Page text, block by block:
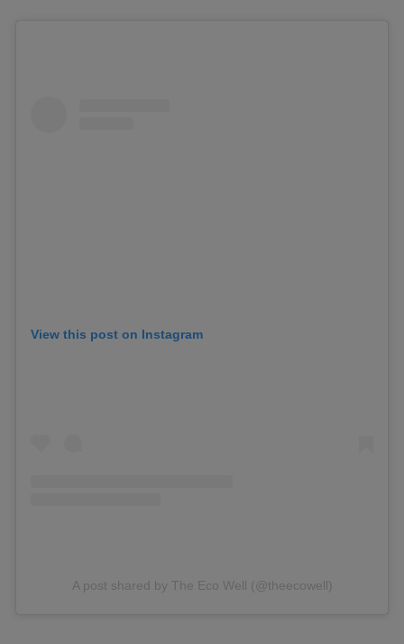
View this post on Instagram
A post shared by The Eco Well (@theecowell)